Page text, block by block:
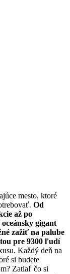
mesto, ktoré
Od
až po
gigant
zažiť na palube
pre 9300 ľudí
Každý deň na
si budete
Zatiaľ čo si